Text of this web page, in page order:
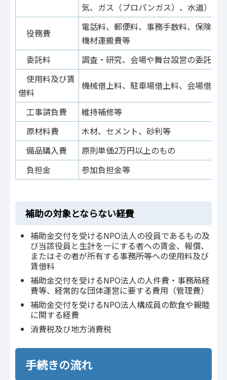
気、ガス（プロパンガス）、水道）、
役務費
電話料、郵便料、事務手数料、保険料
機材運搬費等
委託料
調査・研究、会場や舞台設営の委託等
使用料及び賃
借料
機械借上料、駐車場借上料、会場借上
工事請負費
維持補修等
原材料費
木材、セメント、砂利等
備品購入費
原則単価2万円以上のもの
負担金
参加負担金等
補助の対象とならない経費
補助金交付を受けるNPO法人の役員であるもの及
び当該役員と生計を一にする者への賃金、報償、
またはその者が所有する事務所等への使用料及び
賃借料
補助金交付を受けるNPO法人の人件費・事務局経
費等、経常的な団体運営に要する費用（管理費）
補助金交付を受けるNPO法人構成員の飲食や親睦
に関する経費
消費税及び地方消費税
手続きの流れ